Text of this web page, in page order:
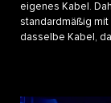
eigenes Kabel.
standardmäßig
dasselbe Kabel,